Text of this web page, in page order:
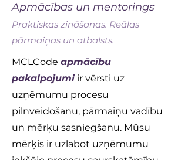
Apmācības un mentorings
Praktiskas zināšanas. Reālas
pārmaiņas un atbalsts.
MCLCode apmācību
pakalpojumi ir vērsti uz
uzņēmumu procesu
pilnveidošanu, pārmaiņu vadību
un mērķu sasniegšanu. Mūsu
mērķis ir uzlabot uzņēmumu